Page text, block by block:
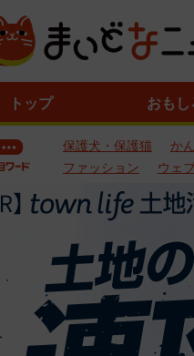
トップ おもし
保護犬・保護猫 か
ファッション
ウェ